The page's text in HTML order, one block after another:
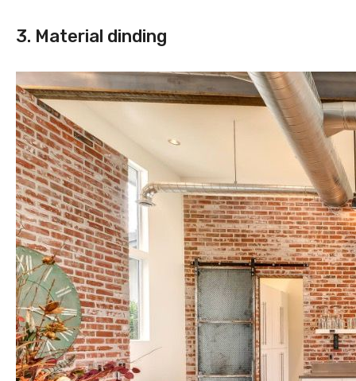
3. Material dinding